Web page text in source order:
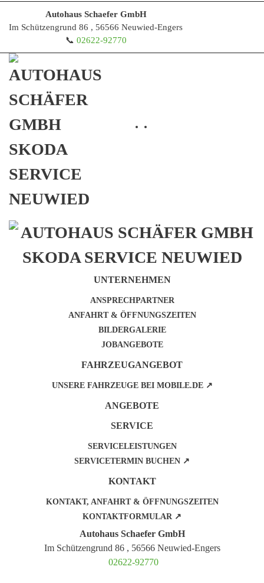
Zum Hauptinhalt springen
UNTERNEHMEN
ANSPRECHPARTNER
ANFAHRT & ÖFFNUNGSZEITEN
BILDERGALERIE
JOBANGEBOTE
FAHRZEUGANGEBOT
UNSERE FAHRZEUGE BEI MOBILE.DE ↗
ANGEBOTE
SERVICE
SERVICELEISTUNGEN
SERVICETERMIN BUCHEN ↗
KONTAKT
KONTAKT, ANFAHRT & ÖFFNUNGSZEITEN
KONTAKTFORMULAR ↗
Autohaus Schaefer GmbH
Im Schützengrund 86 , 56566 Neuwied-Engers
02622-92770
Autohaus Schaefer GmbH
Im Schützengrund 86 , 56566 Neuwied-Engers
📞 02622-92770